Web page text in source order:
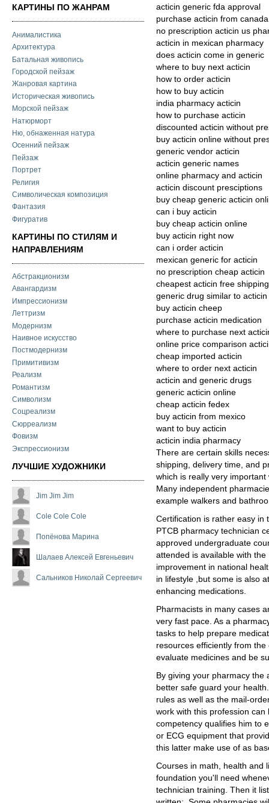
КАРТИНЫ ПО ЖАНРАМ
Анималистика
Архитектура
Батальная живопись
Городской пейзаж
Жанровая картина
Историческая живопись
Морской пейзаж
Натюрморт
Ню, обнаженная натура
Осенний пейзаж
Пейзаж
Портрет
Религия
Символическая композиция
Фантазия
Фигуратив
КАРТИНЫ ПО СТИЛЯМ И
НАПРАВЛЕНИЯМ
Абстракционизм
Авангардизм
Импрессионизм
Леттризм
Модернизм
Наивное искусство
Постмодернизм
Примитивизм
Реализм
Романтизм
Символизм
Соцреализм
Сюрреализм
Фовизм
Экспрессионизм
ЛУЧШИЕ ХУДОЖНИКИ
Jim Jim Jim
Cole Cole Cole
Попёнова Марина
Шалаев Алексей Евгеньевич
Сальников Николай Сергеевич
acticin generic fda approval
purchase acticin from canada
no prescription acticin us
acticin in mexican pharmacy
does acticin come in generic
where to buy next acticin
how to order acticin
how to buy acticin
india pharmacy acticin
how to purchase acticin
discounted acticin without
buy acticin online without
generic vendor acticin
acticin generic names
online pharmacy and acticin
acticin discount presciptions
buy cheap generic acticin
can i buy acticin
buy cheap acticin online
buy acticin right now
can i order acticin
mexican generic for acticin
no prescription cheap acticin
cheapest acticin free shipping
generic drug similar to acticin
buy acticin cheep
purchase acticin medication
where to purchase next
online price comparison
cheap imported acticin
where to order next acticin
acticin and generic drugs
generic acticin online
cheap acticin fedex
buy acticin from mexico
want to buy acticin
acticin india pharmacy
There are certain skills
shipping, delivery time, and
which is really very
Many independent
example walkers and
Certification is rather easy in
PTCB pharmacy technician
approved undergraduate
attended is available with
improvement in national
in lifestyle ,but some is also
enhancing medications.
Pharmacists in many cases
very fast pace. As a
tasks to help prepare
resources efficiently from
evaluate medicines and be
By giving your pharmacy
better safe guard your
rules as well as the mail-
work with this profession
competency qualifies him to
or ECG equipment that
this latter make use of as
Courses in math, health and
foundation you'll need
technician training. Then it